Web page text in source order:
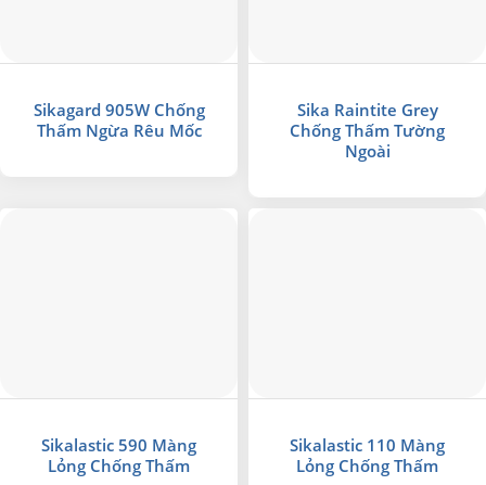
Sikagard 905W Chống
Thấm Ngừa Rêu Mốc
Sika Raintite Grey
Chống Thấm Tường
Ngoài
Sikalastic 590 Màng
Lỏng Chống Thấm
Sikalastic 110 Màng
Lỏng Chống Thấm